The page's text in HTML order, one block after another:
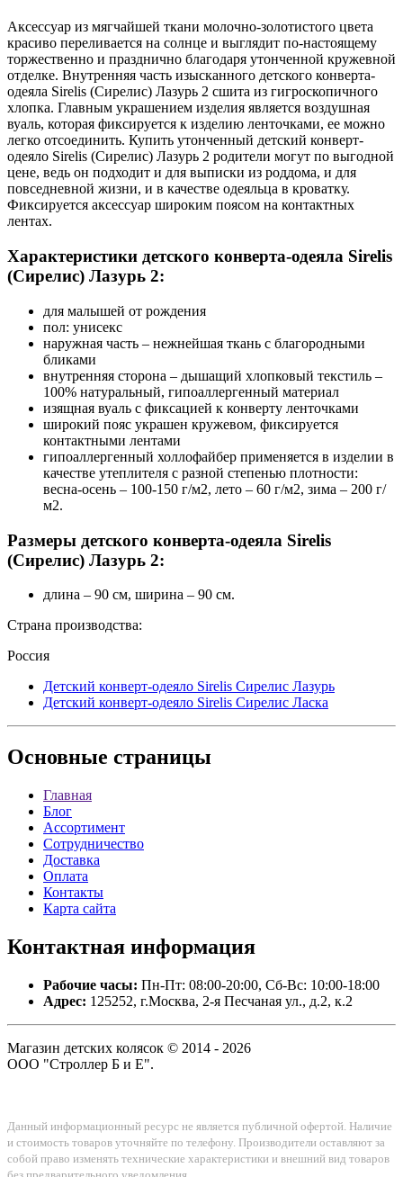
Аксессуар из мягчайшей ткани молочно-золотистого цвета
красиво переливается на солнце и выглядит по-настоящему
торжественно и празднично благодаря утонченной кружевной
отделке. Внутренняя часть изысканного детского конверта-
одеяла Sirelis (Сирелис) Лазурь 2 сшита из гигроскопичного
хлопка. Главным украшением изделия является воздушная
вуаль, которая фиксируется к изделию ленточками, ее можно
легко отсоединить. Купить утонченный детский конверт-
одеяло Sirelis (Сирелис) Лазурь 2 родители могут по выгодной
цене, ведь он подходит и для выписки из роддома, и для
повседневной жизни, и в качестве одеяльца в кроватку.
Фиксируется аксессуар широким поясом на контактных
лентах.
Характеристики детского конверта-одеяла Sirelis
(Сирелис) Лазурь 2:
для малышей от рождения
пол: унисекс
наружная часть – нежнейшая ткань с благородными
бликами
внутренняя сторона – дышащий хлопковый текстиль –
100% натуральный, гипоаллергенный материал
изящная вуаль с фиксацией к конверту ленточками
широкий пояс украшен кружевом, фиксируется
контактными лентами
гипоаллергенный холлофайбер применяется в изделии в
качестве утеплителя с разной степенью плотности:
весна-осень – 100-150 г/м2, лето – 60 г/м2, зима – 200 г/
м2.
Размеры детского конверта-одеяла Sirelis
(Сирелис) Лазурь 2:
длина – 90 см, ширина – 90 см.
Страна производства:
Россия
Детский конверт-одеяло Sirelis Сирелис Лазурь
Детский конверт-одеяло Sirelis Сирелис Ласка
Основные страницы
Главная
Блог
Ассортимент
Сотрудничество
Доставка
Оплата
Контакты
Карта сайта
Контактная информация
Рабочие часы: Пн-Пт: 08:00-20:00, Сб-Вс: 10:00-18:00
Адрес: 125252, г.Москва, 2-я Песчаная ул., д.2, к.2
Магазин детских колясок © 2014 - 2026
ООО "Строллер Б и Е".
Данный информационный ресурс не является публичной офертой. Наличие
и стоимость товаров уточняйте по телефону. Производители оставляют за
собой право изменять технические характеристики и внешний вид товаров